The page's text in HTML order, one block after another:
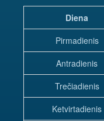
Diena
Pirmadienis
Antradienis
Trečiadienis
Ketvirtadienis